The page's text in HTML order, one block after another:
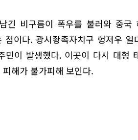
긴 비구름이 폭우를 불러와 중국
점이다. 광시좡족자치구 헝저우
민이 발생했다. 이곳이 다시 대형
해가 불가피해 보인다.